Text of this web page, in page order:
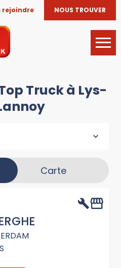
rejoindre NOUS TROUVER
Truck à Lys-
Carte